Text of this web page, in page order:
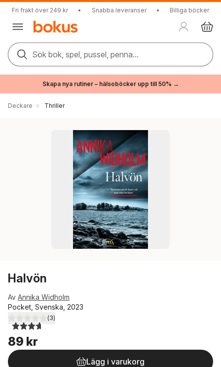
Fri frakt över 249 kr • Snabba leveranser • Billiga böcker
Sök bok, spel, pussel, penna...
Skapa nya rutiner – hälsoböcker upp till 50% →
Deckare Thriller
Halvön
Av Annika Widholm
Pocket, Svenska, 2023
3,7utav 5 stjärnor. Totalt antal röster:
(3)
89 kr
Lägg i varukorg